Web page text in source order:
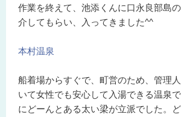
作業を終えて、池添くんに口永良部島
介してもらい、入ってきました^^
本村温泉
船着場からすぐで、町営のため、管理
いて女性でも安心して入湯できる温泉
にどーんとある太い梁が立派でした。